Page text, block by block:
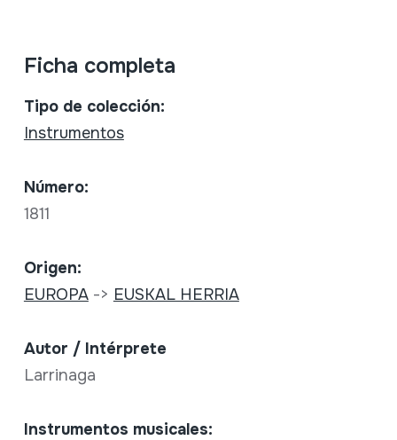
Ficha completa
Tipo de colección:
Instrumentos
Número:
1811
Origen:
EUROPA-> EUSKAL HERRIA
Autor / Intérprete
Larrinaga
Instrumentos musicales: